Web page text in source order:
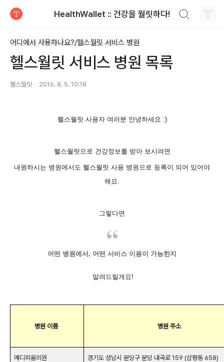
HealthWallet :: 건강을 월릿하다!
어디에서 사용하나요?/헬스월릿 서비스 병원
헬스월릿 서비스 병원 목록
헬스월릿 2016. 8. 5. 10:18
헬스월릿 사용자 여러분 안녕하세요 :)
헬스월릿으로 건강정보를 받아 보시려면
내원하시는 병원에서도 헬스월릿 사용 병원으로 등록이 되어 있어야
해요.
그렇다면
어떤 병원에서, 어떤 서비스 이용이 가능한지
알려드릴게요!
병원 이름 병원 주소
메디피움의원 경기도 성남시 분당구 분당 내곡로 159 (삼평동 658)